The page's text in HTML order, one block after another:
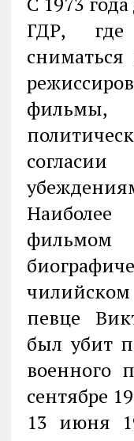
ГДР, где
певце
был убит
военного
сентябре
13 июня